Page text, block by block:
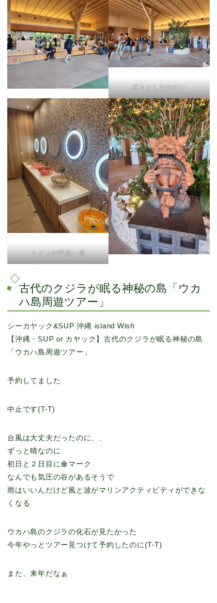
広々としたロビー
トイレの手洗い場
古代のクジラが眠る神秘の島「ウカ
ハ島周遊ツアー」
シーカヤック&SUP 沖縄 island Wish
【沖縄・SUP or カヤック】古代のクジラが眠る神秘の島
「ウカハ島周遊ツアー」
予約してました
中止です(T-T)
台風は大丈夫だったのに、、
ずっと晴なのに
初日と２日目に傘マーク
なんでも気圧の谷があるそうで
雨はいいんだけど風と波がマリンアクティビティができな
くなる
ウカハ島のクジラの化石が見たかった
今年やっとツアー見つけて予約したのに(T-T)
また、来年だなぁ